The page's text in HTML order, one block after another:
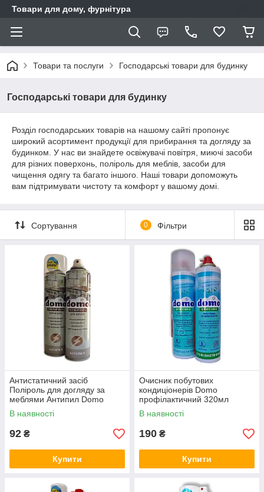
Товари для дому, фурнітура
Товари та послуги Господарські товари для будинку
Господарські товари для будинку
Розділ господарських товарів на нашому сайті пропонує
широкий асортимент продукції для прибирання та догляду за
будинком. У нас ви знайдете освіжувачі повітря, миючі засоби
для різних поверхонь, поліроль для меблів, засоби для
чищення одягу та багато іншого. Наші товари допоможуть
вам підтримувати чистоту та комфорт у вашому домі.
Сортування 0 Фільтри
Антистатичний засіб
Поліроль для догляду за
меблями Антипил Domo
250мл
В наявності
92 ₴
Купити
Очисник побутових
кондиціонерів Domo
профілактичний 320мл
В наявності
190 ₴
Купити